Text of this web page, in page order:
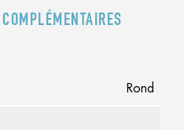
Rond